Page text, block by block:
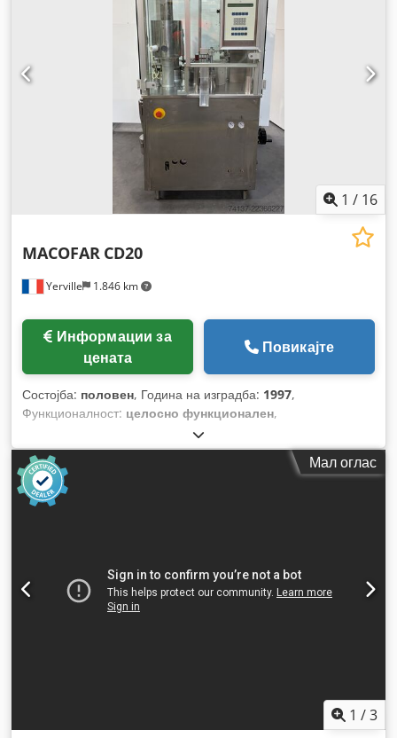
1 / 16
Yerville 1.846 km
MACOFAR CD20
цената
Повикајте
Состојба: половен, Година на изградба: 1997,
Функционалност: целосно функционален,
Мал оглас
1 /3